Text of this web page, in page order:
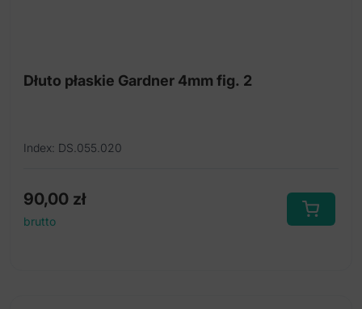
Dłuto płaskie Gardner 4mm fig. 2
Index: DS.055.020
90,00 zł
brutto